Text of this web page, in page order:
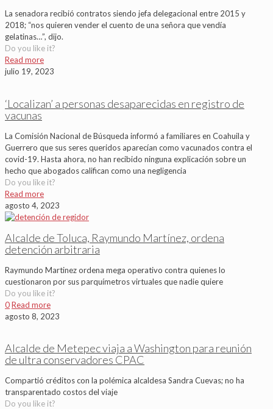
La senadora recibió contratos siendo jefa delegacional entre 2015 y
2018; “nos quieren vender el cuento de una señora que vendía
gelatinas…”, dijo.
Do you like it?
Read more
julio 19, 2023
‘Localizan’ a personas desaparecidas en registro de
vacunas
La Comisión Nacional de Búsqueda informó a familiares en Coahuila y
Guerrero que sus seres queridos aparecían como vacunados contra el
covid-19. Hasta ahora, no han recibido ninguna explicación sobre un
hecho que abogados califican como una negligencia
Do you like it?
Read more
agosto 4, 2023
Alcalde de Toluca, Raymundo Martínez, ordena
detención arbitraria
Raymundo Martinez ordena mega operativo contra quienes lo
cuestionaron por sus parquímetros virtuales que nadie quiere
Do you like it?
0Read more
agosto 8, 2023
Alcalde de Metepec viaja a Washington para reunión
de ultra conservadores CPAC
Compartió créditos con la polémica alcaldesa Sandra Cuevas; no ha
transparentado costos del viaje
Do you like it?